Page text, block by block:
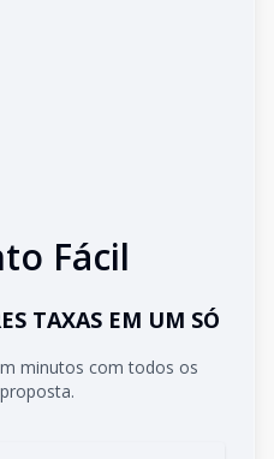
Fácil
TAXAS EM UM SÓ
minutos com todos os